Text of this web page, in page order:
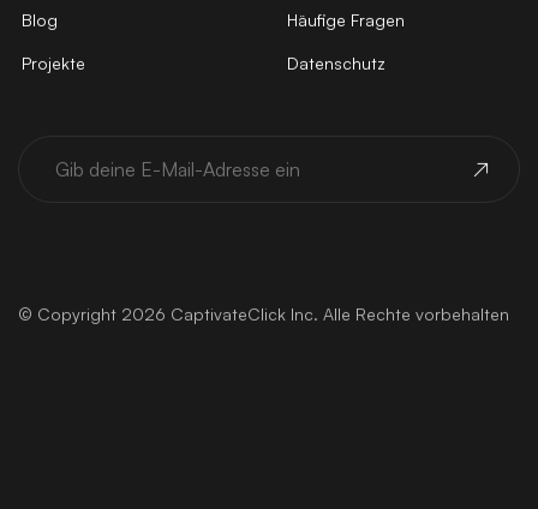
Blog
Projekte
Häufige Fragen
Datenschutz
© Copyright 2026 CaptivateClick Inc. Alle Rechte vorbehalten